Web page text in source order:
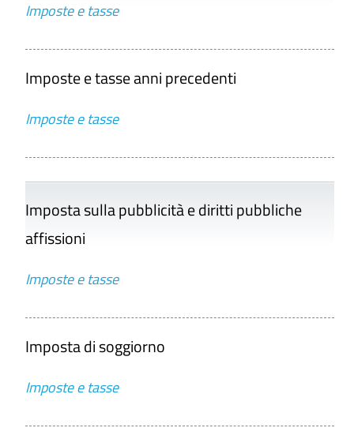
Imposte e tasse
Imposte e tasse anni precedenti
Imposte e tasse
Imposta sulla pubblicità e diritti pubbliche
affissioni
Imposte e tasse
Imposta di soggiorno
Imposte e tasse